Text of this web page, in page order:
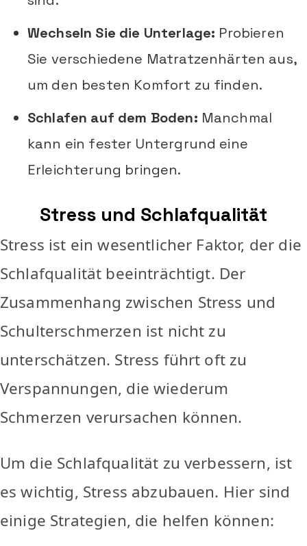
Wechseln Sie die Unterlage: Probieren
Sie verschiedene Matratzenhärten aus,
um den besten Komfort zu finden.
Schlafen auf dem Boden: Manchmal
kann ein fester Untergrund eine
Erleichterung bringen.
Stress und Schlafqualität
Stress ist ein wesentlicher Faktor, der die
Schlafqualität beeinträchtigt. Der
Zusammenhang zwischen Stress und
Schulterschmerzen ist nicht zu
unterschätzen. Stress führt oft zu
Verspannungen, die wiederum
Schmerzen verursachen können.
Um die Schlafqualität zu verbessern, ist
es wichtig, Stress abzubauen. Hier sind
einige Strategien, die helfen können: